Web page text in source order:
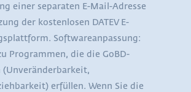
einer separaten E-Mail-Adresse
der kostenlosen DATEV E-
Softwareanpassung:
Programmen, die die GoBD-
(Unveränderbarkeit,
erfüllen. Wenn Sie die